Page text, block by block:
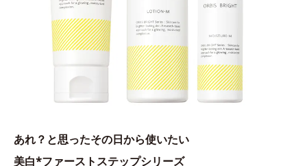
あれ？と思ったその日から使いたい
美白*ファーストステップシリーズ